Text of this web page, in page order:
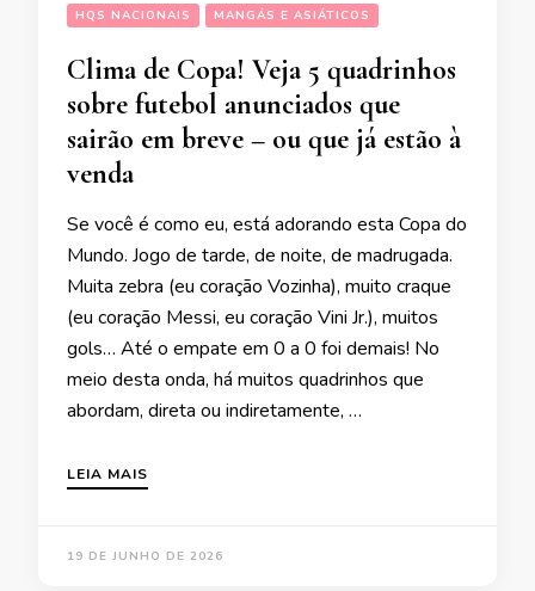
HQS NACIONAIS MANGÁS E ASIÁTICOS
Clima de Copa! Veja 5 quadrinhos
sobre futebol anunciados que
sairão em breve – ou que já estão à
venda
Se você é como eu, está adorando esta Copa do
Mundo. Jogo de tarde, de noite, de madrugada.
Muita zebra (eu coração Vozinha), muito craque
(eu coração Messi, eu coração Vini Jr.), muitos
gols… Até o empate em 0 a 0 foi demais! No
meio desta onda, há muitos quadrinhos que
abordam, direta ou indiretamente, …
LEIA MAIS
19 DE JUNHO DE 2026